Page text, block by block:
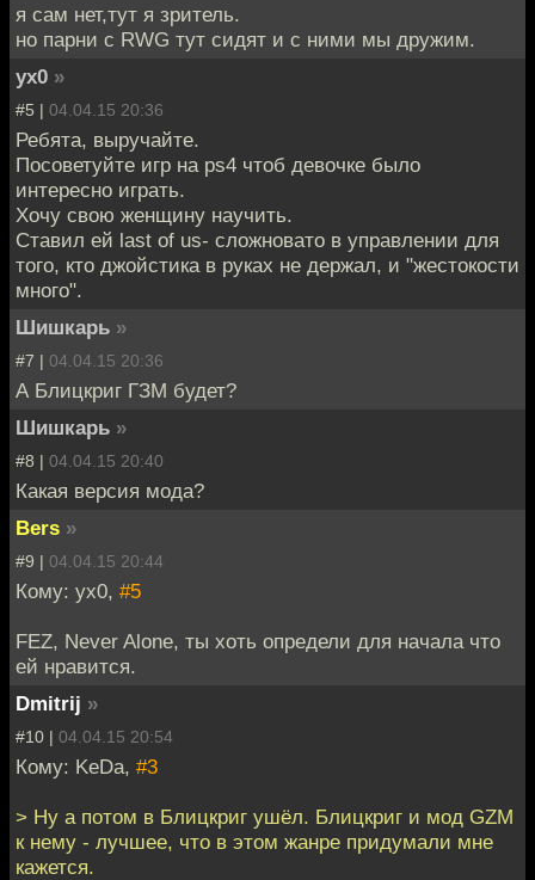
я сам нет,тут я зритель.
но парни с RWG тут сидят и с ними мы дружим.
yx0 »
#5 | 04.04.15 20:36
Ребята, выручайте.
Посоветуйте игр на ps4 чтоб девочке было
интересно играть.
Хочу свою женщину научить.
Ставил ей last of us- сложновато в управлении для
того, кто джойстика в руках не держал, и "жестокости
много".
Шишкарь »
#7 | 04.04.15 20:36
А Блицкриг ГЗМ будет?
Шишкарь »
#8 | 04.04.15 20:40
Какая версия мода?
Bers »
#9 | 04.04.15 20:44
Кому: yx0, #5
FEZ, Never Alone, ты хоть определи для начала что
ей нравится.
Dmitrij »
#10 | 04.04.15 20:54
Кому: KeDa, #3
> Ну а потом в Блицкриг ушёл. Блицкриг и мод GZM
к нему - лучшее, что в этом жанре придумали мне
кажется.